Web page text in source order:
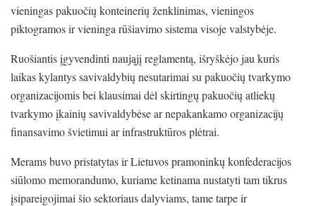
vieningas pakuočių konteinerių ženklinimas, vieningos
piktogramos ir vieninga rūšiavimo sistema visoje valstybėje.
Ruošiantis įgyvendinti naująjį reglamentą, išryškėjo jau kuris
laikas kylantys savivaldybių nesutarimai su pakuočių tvarkymo
organizacijomis bei klausimai dėl skirtingų pakuočių atliekų
tvarkymo įkainių savivaldybėse ar nepakankamo organizacijų
finansavimo švietimui ar infrastruktūros plėtrai.
Merams buvo pristatytas ir Lietuvos pramoninkų konfederacijos
siūlomo memorandumo, kuriame ketinama nustatyti tam tikrus
įsipareigojimai šio sektoriaus dalyviams, tame tarpe ir